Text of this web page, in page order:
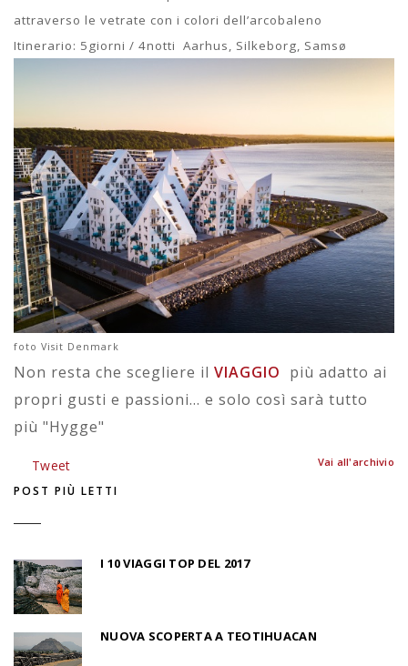
attraverso le vetrate con i colori dell’arcobaleno
Itinerario: 5giorni / 4notti Aarhus, Silkeborg, Samsø
foto Visit Denmark
Non resta che scegliere il VIAGGIO più adatto ai
propri gusti e passioni... e solo così sarà tutto
più "Hygge"
Vai all'archivio
Tweet
POST PIÙ LETTI
I 10 VIAGGI TOP DEL 2017
NUOVA SCOPERTA A TEOTIHUACAN